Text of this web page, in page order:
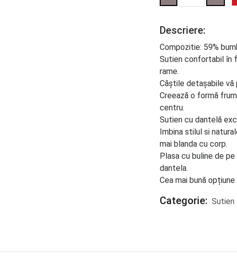
Descriere:
Compozitie: 59%
Sutien confortabil în
rame.
Căștile detașabile
Creează o formă
centru.
Sutien cu dantelă
Imbina stilul si
mai blanda cu corp.
Plasa cu buline de
dantela.
Cea mai bună
Categorie: Sutien